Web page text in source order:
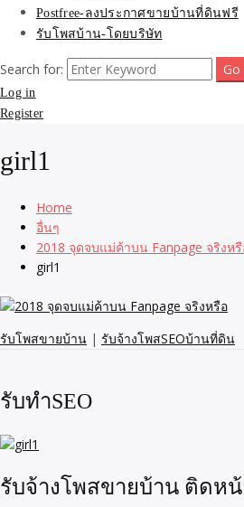
Postfree-ลงประกาศขายบ้านที่ดินฟรี
รับโพสบ้าน-โดยบริษัท
Search for:
Log in
Register
girl1
Home
อื่นๆ
2018 จุดจบแม่ค้าบน Fanpage จริงห
girl1
รับโพสขายบ้าน | รับจ้างโพสSEOบ้านที่ดิน
รับทำSEO
รับจ้างโพสขายบ้าน ติดหน้